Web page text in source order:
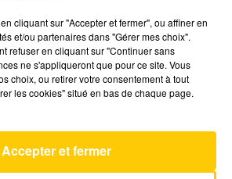
AVEYRON NORD
cliquant sur "Accepter et fermer", ou affiner en
et/ou partenaires dans "Gérer mes choix".
refuser en cliquant sur "Continuer sans
ne s'appliqueront que pour ce site. Vous
choix, ou retirer votre consentement à tout
les cookies" situé en bas de chaque page.
Accepter et fermer